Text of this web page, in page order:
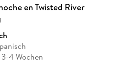
en Twisted River
4 Wochen